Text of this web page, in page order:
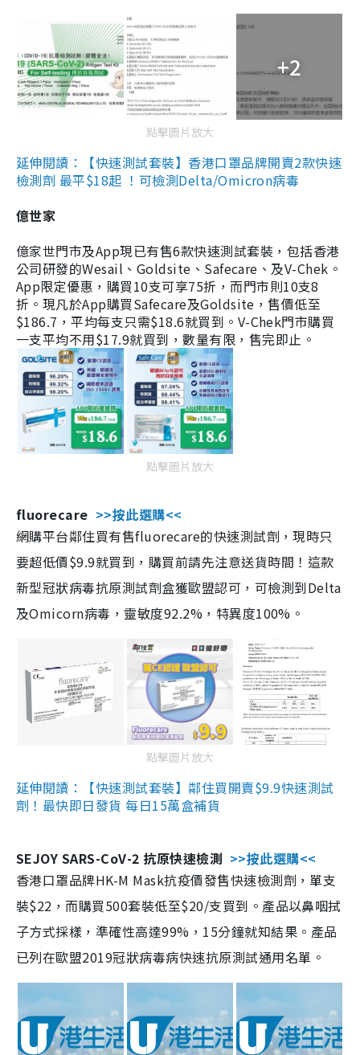
+2
點擊圖片放大
延伸閱讀：【快速測試套裝】香港口罩品牌開賣2款快速
檢測劑 最平$18起 ！可檢測Delta/Omicron病毒
億世家
億家世門市及App現已有售6款快速測試套裝，包括香港
公司研發的Wesail、Goldsite、Safecare、及V-Chek。
App限定優惠，購買10支可享75折，而門市則10支8
折。現凡於App購買Safecare及Goldsite，售價低至
$186.7，平均每支只需$18.6就買到。V-Chek門市購買
一支平均不用$17.9就買到，數量有限，售完即止。
點擊圖片放大
fluorecare >>按此選購<<
網購平台鄰住買有售fluorecare的快速測試劑，現時只
要超低價$9.9就買到，購買前請先注意送貨時間！這款
新型冠狀病毒抗原測試劑盒獲歐盟認可，可檢測到Delta
及Omicorn病毒，靈敏度92.2%，特異度100%。
點擊圖片放大
延伸閱讀：【快速測試套裝】鄰住買開賣$9.9快速測試
劑！最快即日發貨 每日15萬盒補貨
SEJOY SARS-CoV-2 抗原快速檢測 >>按此選購<<
香港口罩品牌HK-M Mask抗疫價發售快速檢測劑，單支
裝$22，而購買500套裝低至$20/支買到。產品以鼻咽拭
子方式採樣，準確性高達99%，15分鐘就知結果。產品
已列在歐盟2019冠狀病毒病快速抗原測試通用名單。